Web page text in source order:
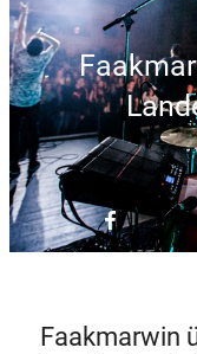
Faakmarwin